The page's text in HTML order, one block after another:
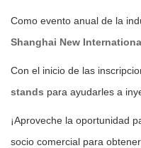
Como evento anual de la
Shanghai New
Con el inicio de las
stands para ayudarles a
¡Aproveche la oportunidad
socio comercial para